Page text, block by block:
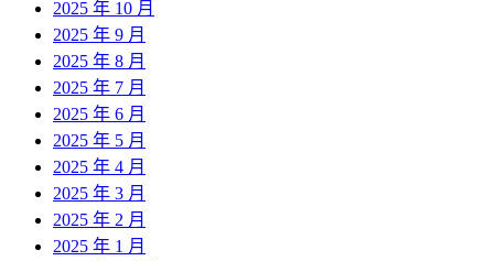
2025 年 10 月
2025 年 9 月
2025 年 8 月
2025 年 7 月
2025 年 6 月
2025 年 5 月
2025 年 4 月
2025 年 3 月
2025 年 2 月
2025 年 1 月